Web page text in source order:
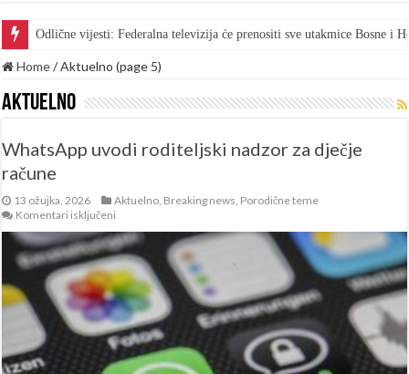
Odlične vijesti: Federalna televizija će prenositi sve utakmice Bosne i
Home/Aktuelno (page 5)
Aktuelno
WhatsApp uvodi roditeljski nadzor za dječje
račune
13 ožujka, 2026 Aktuelno Breaking news Porodične teme
Komentari isključeni
uvodi
roditeljski
nadzor
za
dječje
račune